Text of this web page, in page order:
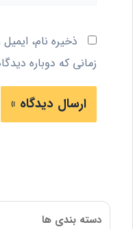
ذخیره نام،
زمانی که دوباره
دسته بندی ها